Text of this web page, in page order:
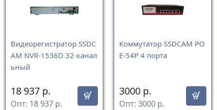
Видеорегистратор SSDC
AM NVR-1536D 32-канал
ьный
18 937 р.
Опт: 18 937 р.
Коммутатор SSDCAM PO
E-54P 4 порта
3000 р.
Опт: 3000 р.